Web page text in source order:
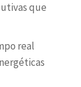
que
real